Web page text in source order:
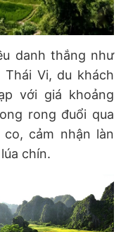
danh thắng như
Vi, du khách
với giá khoảng
rong đuổi qua
cảm nhận làn
chín.